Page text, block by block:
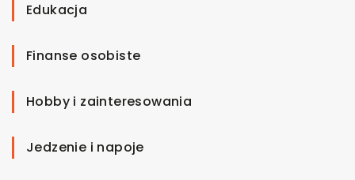
Edukacja
Finanse osobiste
Hobby i zainteresowania
Jedzenie i napoje